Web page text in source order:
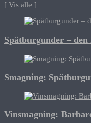
[ Vis alle ]
Spätburgunder – den
Smagning:
Vinsmagning: